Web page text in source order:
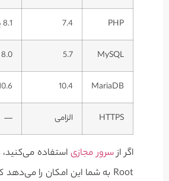
PHP
7.4 8.1 یا بالاتر
MySQL
5.7
8.0
MariaDB
10.4 10.6 یا
HTTPS الزامی —
اگر ازسرور مجازی استفاده